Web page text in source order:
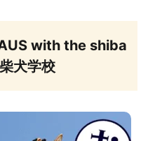
with the shiba
犬学校